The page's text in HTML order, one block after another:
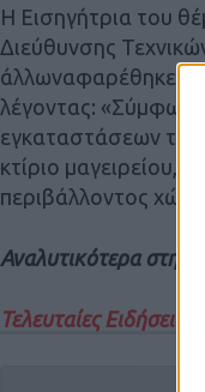
Η Εισηγήτρια του
Διεύθυνσης
άλλωναφαρέθηκε
λέγοντας: «Σύμφωνα
εγκαταστάσεων της
κτίριο μαγειρείου,
περιβάλλοντος
Αναλυτικότερα
Τελευταίες Ειδήσεις